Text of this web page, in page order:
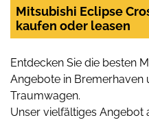
Mitsubishi Eclipse
kaufen oder leasen
Entdecken Sie die besten
Angebote in Bremerhaven
Traumwagen.
Unser vielfältiges Angebot